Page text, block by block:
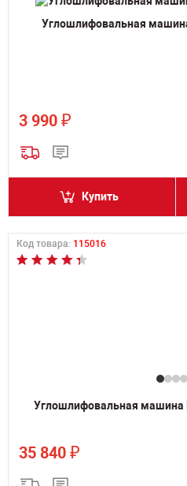
Углошлифовальная
3 990 ₽
Купить
Код товара: 115016
Углошлифовальная машина
35 840 ₽